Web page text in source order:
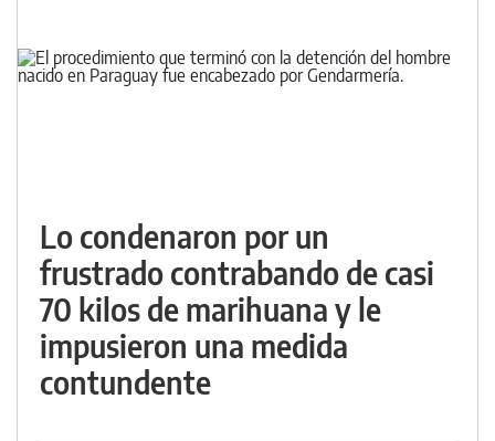
Lo condenaron por un
frustrado contrabando de casi
70 kilos de marihuana y le
impusieron una medida
contundente